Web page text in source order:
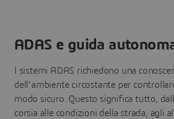
ADAS e guida
I sistemi ADAS richiedono una
dell'ambiente circostante per
modo sicuro. Questo significa tutto,
corsia alle condizioni della strada, agli